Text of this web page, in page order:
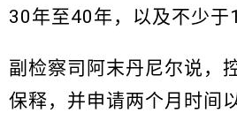
30年至40年，以及不少于
副检察司阿末丹尼尔说，
保释，并申请两个月时间